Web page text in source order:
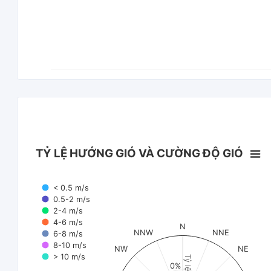
TỶ LỆ HƯỚNG GIÓ VÀ CƯỜNG ĐỘ GIÓ
< 0.5 m/s
0.5-2 m/s
2-4 m/s
4-6 m/s
6-8 m/s
8-10 m/s
> 10 m/s
N
NNE
NE
NW
NNW
0%